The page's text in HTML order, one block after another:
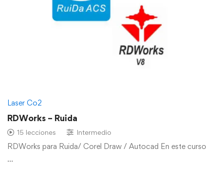
Laser Co2
RDWorks – Ruida
15 lecciones Intermedio
RDWorks para Ruida/ Corel Draw / Autocad En este curso
…